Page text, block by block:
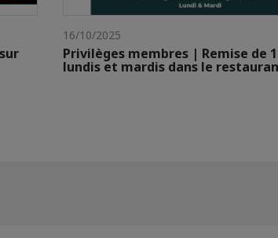
16/10/2025
Privilèges membres | Remise de
lundis et mardis dans le